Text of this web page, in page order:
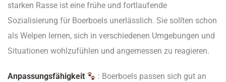
starken Rasse ist eine frühe und fortlaufende
Sozialisierung für Boerboels unerlässlich. Sie sollten schon
als Welpen lernen, sich in verschiedenen Umgebungen und
Situationen wohlzufühlen und angemessen zu reagieren.
Anpassungsfähigkeit
: Boerboels passen sich gut an